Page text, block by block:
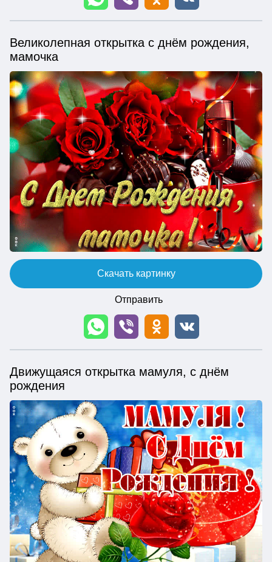
Великолепная открытка с днём рождения,
мамочка
Скачать картинку
Отправить
Движущаяся открытка мамуля, с днём
рождения